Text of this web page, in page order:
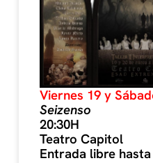
Viernes 19 y
Seizenso
20:30H
Teatro Capitol
Entrada libre